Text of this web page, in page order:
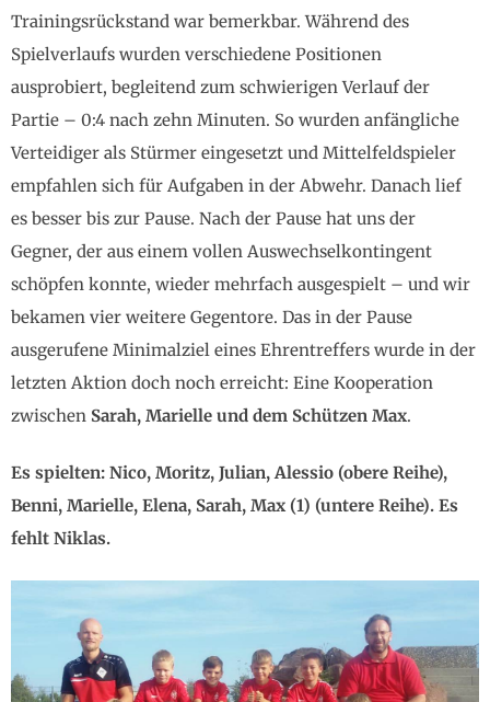
Trainingsrückstand war bemerkbar. Während des
Spielverlaufs wurden verschiedene Positionen
ausprobiert, begleitend zum schwierigen Verlauf der
Partie – 0:4 nach zehn Minuten. So wurden anfängliche
Verteidiger als Stürmer eingesetzt und Mittelfeldspieler
empfahlen sich für Aufgaben in der Abwehr. Danach lief
es besser bis zur Pause. Nach der Pause hat uns der
Gegner, der aus einem vollen Auswechselkontingent
schöpfen konnte, wieder mehrfach ausgespielt – und wir
bekamen vier weitere Gegentore. Das in der Pause
ausgerufene Minimalziel eines Ehrentreffers wurde in der
letzten Aktion doch noch erreicht: Eine Kooperation
zwischen Sarah, Marielle und dem Schützen Max.
Es spielten: Nico, Moritz, Julian, Alessio (obere Reihe),
Benni, Marielle, Elena, Sarah, Max (1) (untere Reihe). Es
fehlt Niklas.